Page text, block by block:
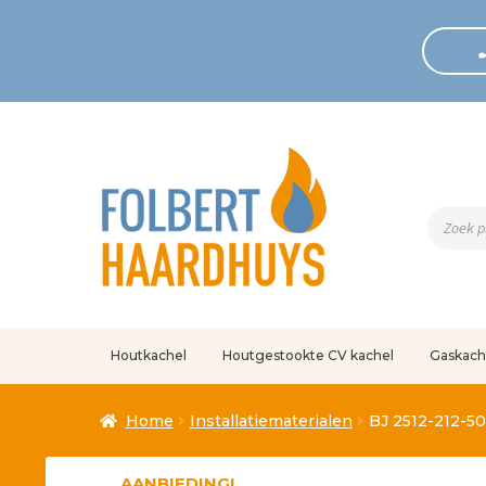
zoeken
Houtkachel Houtgestookte CV kachel
Home Installatiematerialen BJ 2512-212-